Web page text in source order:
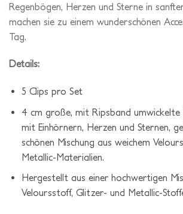
Regenbögen, Herzen und Sterne in
machen sie zu einem wunderschönen
Tag.
Details:
5 Clips pro Set
4 cm große, mit Ripsband umwickelte
mit Einhörnern, Herzen und Sternen,
schönen Mischung aus weichem
Metallic-Materialien.
Hergestellt aus einer hochwertigen
Veloursstoff, Glitzer- und Metallic-